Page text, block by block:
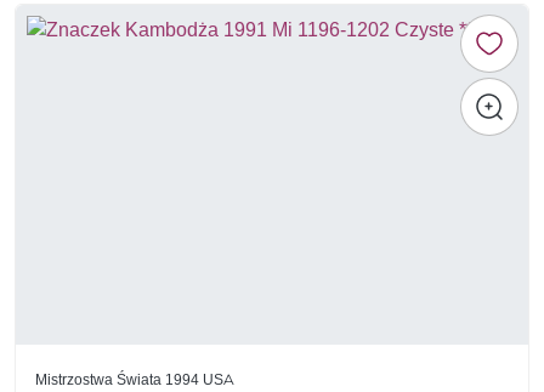
Mistrzostwa Świata 1994 USA